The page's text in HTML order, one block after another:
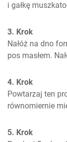
i gałkę
3. Krok
Nałóż na dno
pos masłem.
4. Krok
Powtarzaj ten
równomiernie
5. Krok